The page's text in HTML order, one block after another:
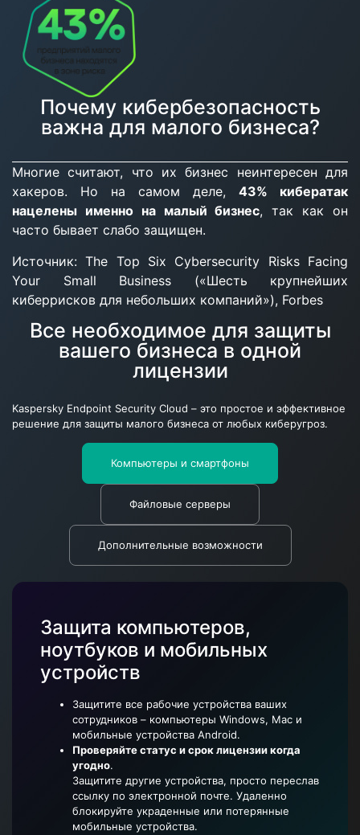
Почему кибербезопасность
важна для малого бизнеса?
Многие считают, что их бизнес неинтересен для
хакеров. Но на самом деле, 43% кибератак
нацелены именно на малый бизнес, так как он
часто бывает слабо защищен.
Источник: The Top Six Cybersecurity Risks Facing
Your Small Business («Шесть крупнейших
киберрисков для небольших компаний»), Forbes
Все необходимое для защиты
вашего бизнеса в одной
лицензии
Kaspersky Endpoint Security Cloud – это простое и эффективное
решение для защиты малого бизнеса от любых киберугроз.
Компьютеры и смартфоны
Файловые серверы
Дополнительные возможности
Защита компьютеров,
ноутбуков и мобильных
устройств
Защитите все рабочие устройства ваших
сотрудников – компьютеры Windows, Mac и
мобильные устройства Android.
Проверяйте статус и срок лицензии когда
угодно.
Защитите другие устройства, просто переслав
ссылку по электронной почте. Удаленно
блокируйте украденные или потерянные
мобильные устройства.